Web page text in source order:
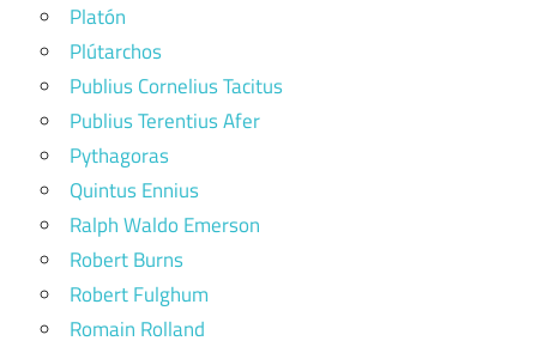
Platón
Plútarchos
Publius Cornelius Tacitus
Publius Terentius Afer
Pythagoras
Quintus Ennius
Ralph Waldo Emerson
Robert Burns
Robert Fulghum
Romain Rolland